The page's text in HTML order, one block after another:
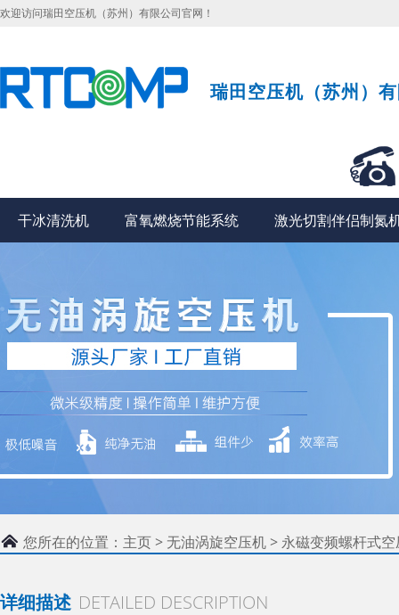
欢迎访问瑞田空压机（苏州）有限公司官网！
瑞田空压机（苏州）
干冰清洗机 富氧燃烧节能系统 激光切割伴侣制氮
您所在的位置： 主页> 无油涡旋空压机> 永磁变频螺杆式
详细描述 DETAILED DESCRIPTION